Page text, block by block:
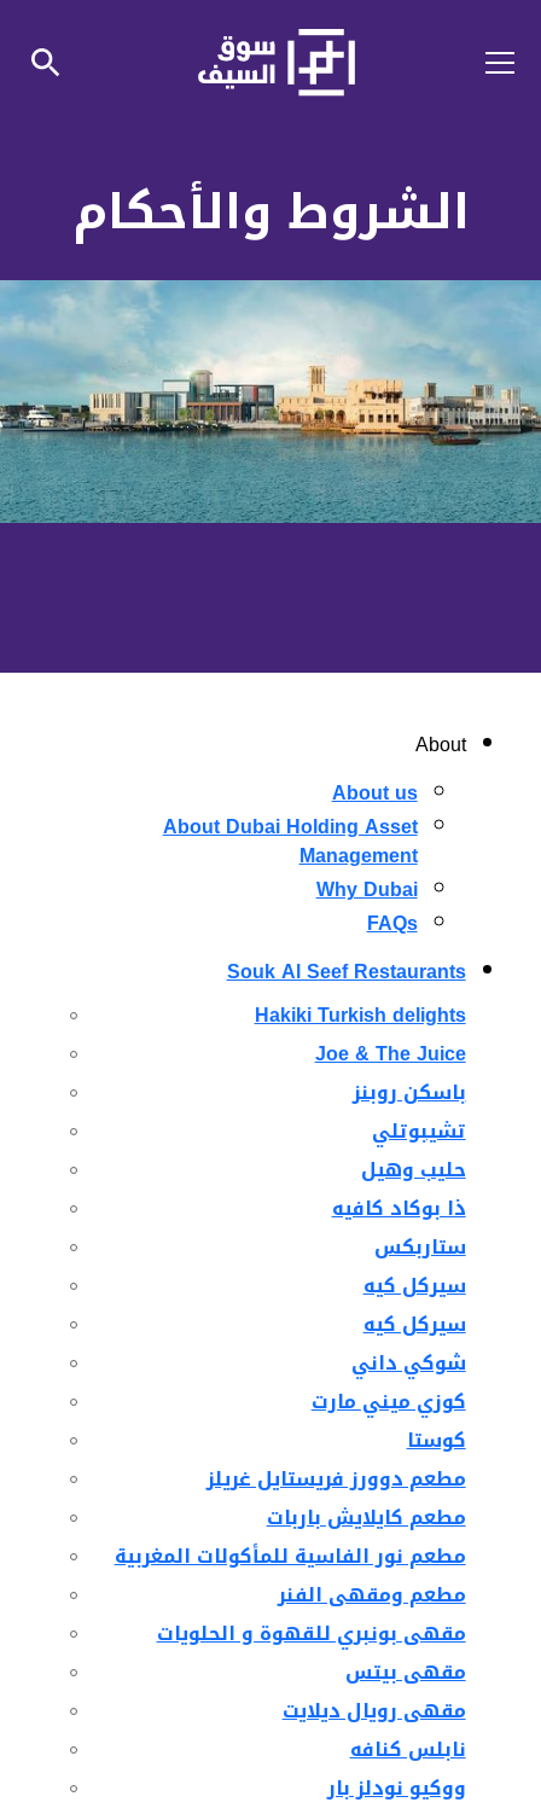
الشروط والأحكام
About
About us
About Dubai Holding Asset
Management
Why Dubai
FAQs
Souk Al Seef Restaurants
Hakiki Turkish delights
Joe & The Juice
باسكن روبنز
تشيبوتلي
حليب وهيل
ذا بوكاد كافيه
ستاربكس
سيركل كيه
سيركل كيه
شوكي داني
كوزي ميني مارت
كوستا
مطعم دوورز فريستايل غريلز
مطعم كايلايش باربات
مطعم نور الفاسية للمأكولات المغربية
مطعم ومقهى الفنر
مقهى بونبري للقهوة و الحلويات
مقهى بيتس
مقهى رويال ديلايت
نابلس كنافه
ووكيو نودلز بار